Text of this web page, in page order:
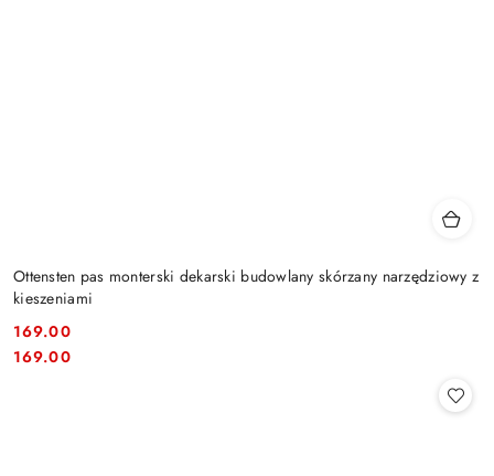
Ottensten pas monterski dekarski budowlany skórzany narzędziowy z
kieszeniami
Cena:
169.00
Cena:
169.00